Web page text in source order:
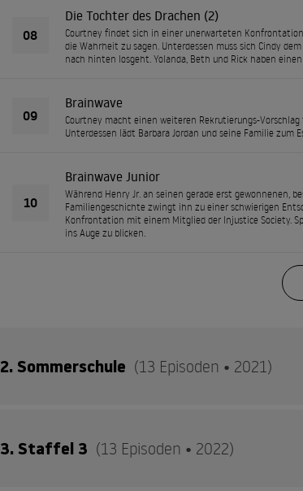
08
Die Tochter des Drachen (2)
Courtney findet sich in einer unerwarteten
die Wahrheit zu sagen. Unterdessen muss sich Cindy
nach hinten losgeht. Yolanda, Beth und Rick haben
09
Brainwave
Courtney macht einen weiteren Rekrutierungs-
Unterdessen lädt Barbara Jordan und seine Familie zum
10
Brainwave Junior
Während Henry Jr. an seinen gerade erst gewonnenen,
Familiengeschichte zwingt ihn zu einer schwierigen
Konfrontation mit einem Mitglied der Injustice Society.
ins Auge zu blicken.
2. Sommerschule (13 Episoden • 2021)
Mythologie auf - dem dunklen Wesen der Korruption,
3. Staffel 3 (13 Episoden • 2022)